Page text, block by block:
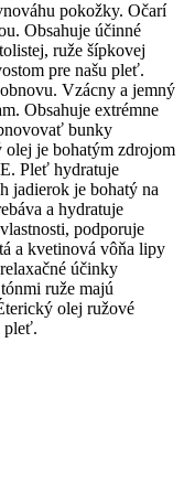
pokožky. Očarí
Obsahuje účinné
ruže šípkovej
pre našu pleť.
Vzácny a jemný
Obsahuje extrémne
bunky
olej je bohatým zdrojom
Pleť hydratuje
jadierok je bohatý na
a hydratuje
podporuje
a kvetinová vôňa lipy
účinky
ruže majú
olej ružové
pleť.